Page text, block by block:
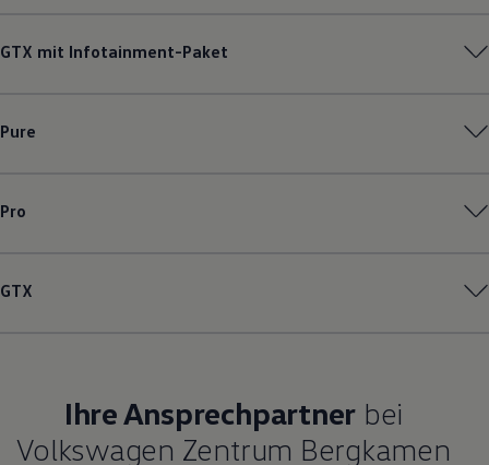
GTX mit Infotainment-Paket
Pure
Pro
GTX
Ihre Ansprechpartner bei
Volkswagen Zentrum Bergkamen